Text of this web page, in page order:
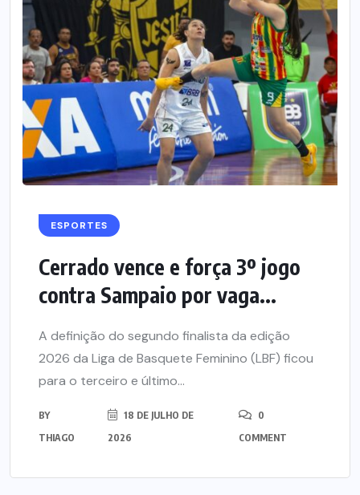
ESPORTES
Cerrado vence e força 3º jogo
contra Sampaio por vaga...
A definição do segundo finalista da edição
2026 da Liga de Basquete Feminino (LBF) ficou
para o terceiro e último...
BY
THIAGO
18 DE JULHO DE
2026
0
COMMENT